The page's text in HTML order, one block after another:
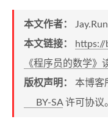
本文作者：
Jay.Run
本文链接：
《程序员的数学》
版权声明： 本博客
BY-SA许可协议